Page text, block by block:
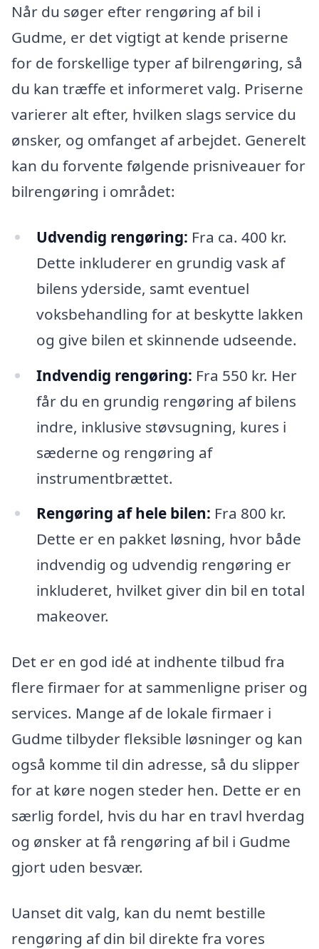
Når du søger efter rengøring af bil i
Gudme, er det vigtigt at kende priserne
for de forskellige typer af bilrengøring, så
du kan træffe et informeret valg. Priserne
varierer alt efter, hvilken slags service du
ønsker, og omfanget af arbejdet. Generelt
kan du forvente følgende prisniveauer for
bilrengøring i området:
Udvendig rengøring: Fra ca. 400 kr.
Dette inkluderer en grundig vask af
bilens yderside, samt eventuel
voksbehandling for at beskytte lakken
og give bilen et skinnende udseende.
Indvendig rengøring: Fra 550 kr. Her
får du en grundig rengøring af bilens
indre, inklusive støvsugning, kures i
sæderne og rengøring af
instrumentbrættet.
Rengøring af hele bilen: Fra 800 kr.
Dette er en pakket løsning, hvor både
indvendig og udvendig rengøring er
inkluderet, hvilket giver din bil en total
makeover.
Det er en god idé at indhente tilbud fra
flere firmaer for at sammenligne priser og
services. Mange af de lokale firmaer i
Gudme tilbyder fleksible løsninger og kan
også komme til din adresse, så du slipper
for at køre nogen steder hen. Dette er en
særlig fordel, hvis du har en travl hverdag
og ønsker at få rengøring af bil i Gudme
gjort uden besvær.
Uanset dit valg, kan du nemt bestille
rengøring af din bil direkte fra vores